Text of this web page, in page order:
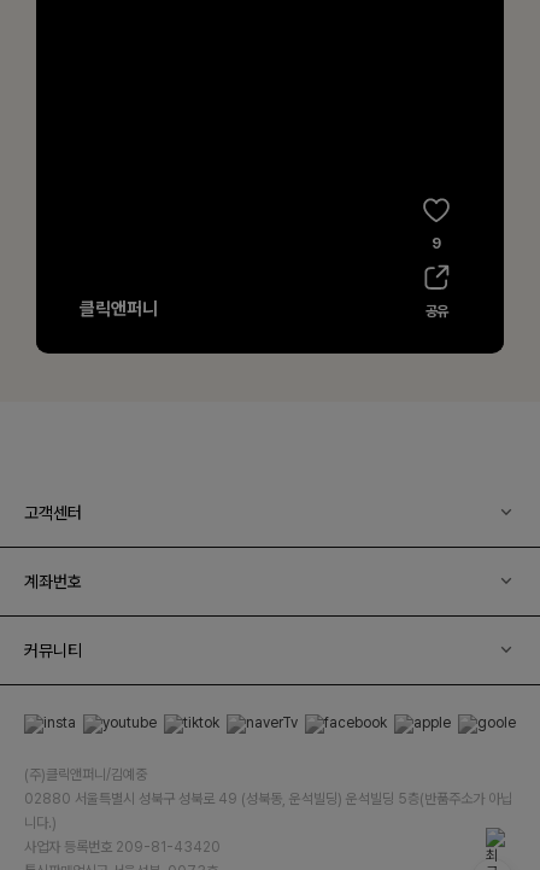
고객센터
계좌번호
커뮤니티
(주)클릭앤퍼니/김예중
02880 서울특별시 성북구 성북로 49 (성북동, 운석빌딩) 운석빌딩 5층(반품주소가 아닙
니다.)
사업자 등록번호 209-81-43420